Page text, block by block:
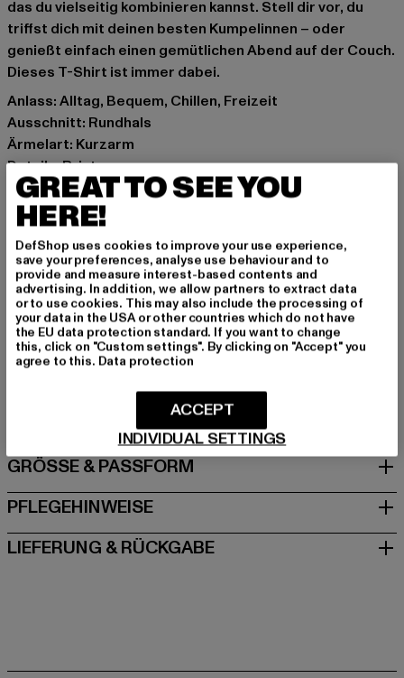
das du vielseitig kombinieren kannst. Stell dir vor, du
triffst dich mit deinen besten Kumpelinnen – oder
genießt einfach einen gemütlichen Abend auf der Couch.
Dieses T-Shirt ist immer dabei.
Anlass: Alltag, Bequem, Chillen, Freizeit
Ausschnitt: Rundhals
Ärmelart: Kurzarm
Details: Print
Schnitt: Normal
Marke: Merchcode
Kat.: T-Shirts
Farbe: schwarz
Hersteller Farbe: black
Materialzusammensetzung: 100% Baumwolle
Art.Nr: MC331-00007
Hersteller: TB International GmbH |
GRÖSSE & PASSFORM
PFLEGEHINWEISE
LIEFERUNG & RÜCKGABE
GREAT TO SEE YOU
HERE!
DefShop uses cookies to improve your use experience,
save your preferences, analyse use behaviour and to
provide and measure interest-based contents and
advertising. In addition, we allow partners to extract data
or to use cookies. This may also include the processing of
your data in the USA or other countries which do not have
the EU data protection standard. If you want to change
this, click on "Custom settings". By clicking on "Accept" you
agree to this. Data protection
INDIVIDUAL SETTINGS
ACCEPT